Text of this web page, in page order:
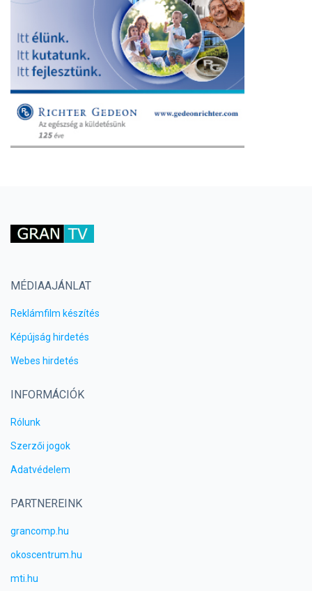
MÉDIAAJÁNLAT
Reklámfilm készítés
Képújság hirdetés
Webes hirdetés
INFORMÁCIÓK
Rólunk
Szerzői jogok
Adatvédelem
PARTNEREINK
grancomp.hu
okoscentrum.hu
mti.hu